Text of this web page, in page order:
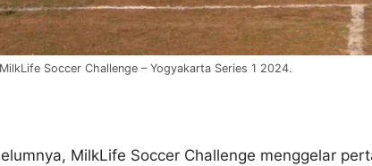
Soccer Challenge – Yogyakarta Series 1 2024.
MilkLife Soccer Challenge menggelar